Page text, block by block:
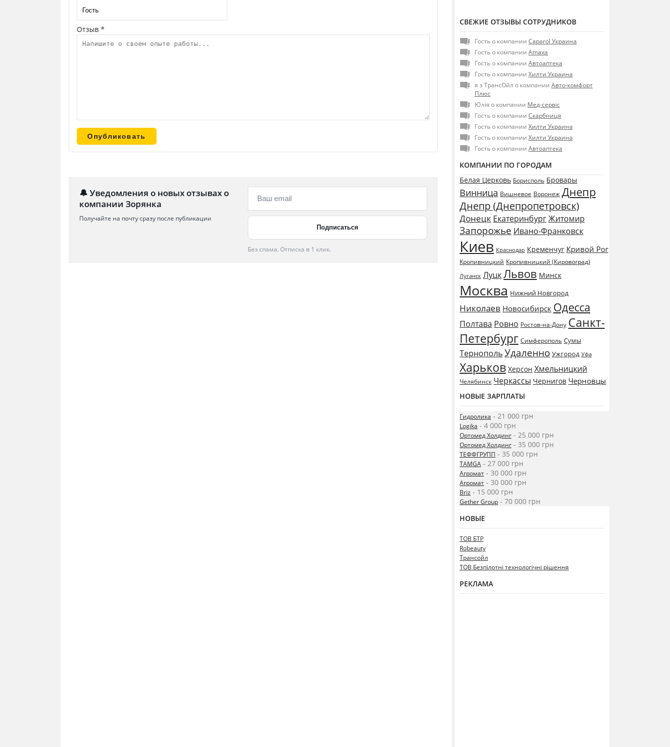
Отзыв *
🔔 Уведомления о новых отзывах о
компании Зорянка
Получайте на почту сразу после публикации
Без спама. Отписка в 1 клик.
СВЕЖИЕ ОТЗЫВЫ СОТРУДНИКОВ
Гость о компании Caparol Украина
Гость о компании Amaxa
Гость о компании Автоаптека
Гость о компании Хилти Украина
я з ТрансОйл о компании Авто-комфорт
Плюс
Юлія о компании Мед-сервіс
Гость о компании Скарбниця
Гость о компании Хилти Украина
Гость о компании Хилти Украина
Гость о компании Автоаптека
КОМПАНИИ ПО ГОРОДАМ
Белая Церковь Борисполь Бровары
Винница Вишневое Воронеж Днепр
Днепр (Днепропетровск)
Донецк ЕкатеринбургЖитомир
Запорожье Ивано-Франковск
Киев Краснодар Кременчуг Кривой Рог
Кропивницкий Кропивницкий (Кировоград)
Луганск ЛуцкЛьвов Минск
Москва Нижний Новгород
Николаев Новосибирск Одесса
Полтава Ровно Ростов-на-Дону Санкт-
Петербург Симферополь Сумы
ТернопольУдаленно Ужгород Уфа
Харьков Херсон Хмельницкий
Челябинск Черкассы Чернигов Черновцы
НОВЫЕ ЗАРПЛАТЫ
Гидролика - 21 000 грн
Logika - 4 000 грн
Ортомед Холдинг - 25 000 грн
Ортомед Холдинг - 35 000 грн
ТЕФФГРУПП - 35 000 грн
TAMGA - 27 000 грн
Агромат - 30 000 грн
Агромат - 30 000 грн
Briz - 15 000 грн
Gether Group - 70 000 грн
НОВЫЕ
ТОВ БТР
Robeauty
Трансойл
ТОВ Безпілотні технологічні рішення
РЕКЛАМА